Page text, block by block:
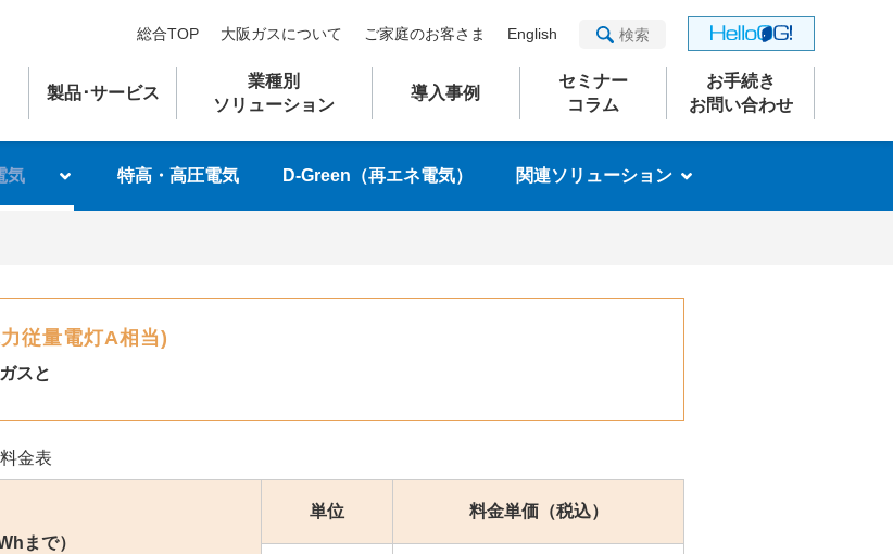
総合TOP 大阪ガスについて ご家庭のお客さま English
製品･サービス
業種別
ソリューション
導入事例
セミナー
コラム
お手続き
お問い合わせ
気 特高・高圧電気 D-Green（再エネ電気） 関連ソリューション
従量電灯A相当)
スと
金表
まで）
単位 料金単価（税込）